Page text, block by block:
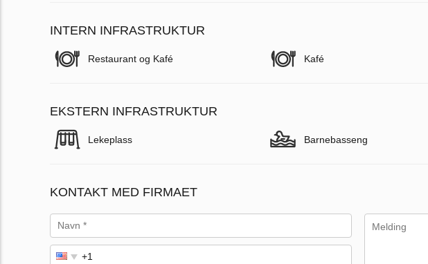
INTERN INFRASTRUKTUR
Restaurant og Kafé Kafé
EKSTERN INFRASTRUKTUR
Lekeplass Barnebasseng
KONTAKT MED FIRMAET